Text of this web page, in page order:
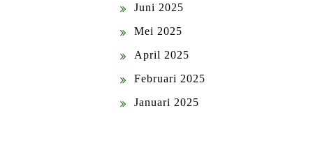
Juni 2025
Mei 2025
April 2025
Februari 2025
Januari 2025